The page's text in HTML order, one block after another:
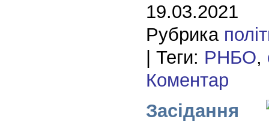
19.03.2021
Рубрика
| Теги: РНБО,
Коментар
Засідання